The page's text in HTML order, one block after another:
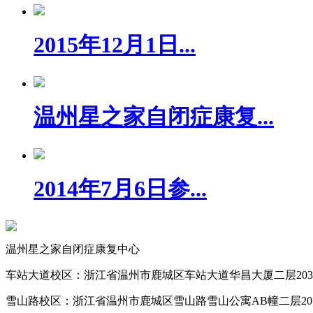
2015年12月1日...
温州星之家自闭症康复...
2014年7月6日参...
温州星之家自闭症康复中心
车站大道校区：浙江省温州市鹿城区车站大道华昌大厦二层
雪山路校区：浙江省温州市鹿城区雪山路雪山公寓AB幢二层